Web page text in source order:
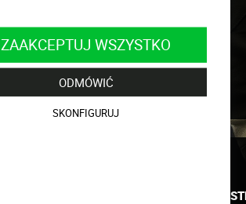
ZAAKCEPTUJ WSZYSTKO
ODMÓWIĆ
SKONFIGURUJ